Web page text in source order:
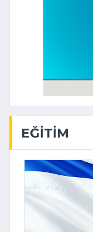
EĞITIM